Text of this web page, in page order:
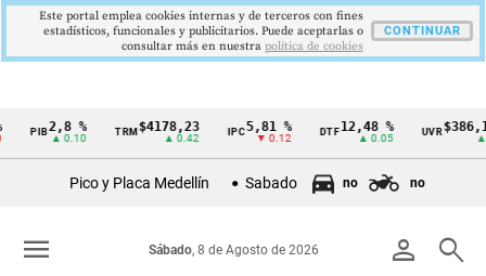
Cintillo
Colombia
PIB2,8 %
▲ 0.10
TRM$4178,23
▲ 0.42
IPC5,81 %
▼ 0.12
DTF12,48 %
▲ 0.05
UVR
▲
Pico y Placa Medellín Sabado no no
person search
Sábado, 8 de Agosto de 2026
menu
Este portal emplea cookies internas y de terceros con fines
estadísticos, funcionales y publicitarios. Puede aceptarlas o
consultar más en nuestra politica de cookies
CONTINUAR